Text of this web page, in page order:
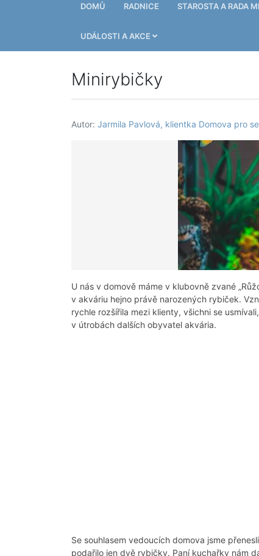
DOMŮ RADNICE STAROSTA A RADA
UDÁLOSTI A AKCE
Minirybičky
Autor: Jarmila Pavlová, klientka Domova pro
U nás v domově máme v klubovně zvané
v akváriu hejno právě narozených rybiček.
rychle rozšířila mezi klienty, všichni se
v útrobách dalších obyvatel akvária.
Se souhlasem vedoucích domova jsme
podařilo jen dvě rybičky. Paní kuchařky nám